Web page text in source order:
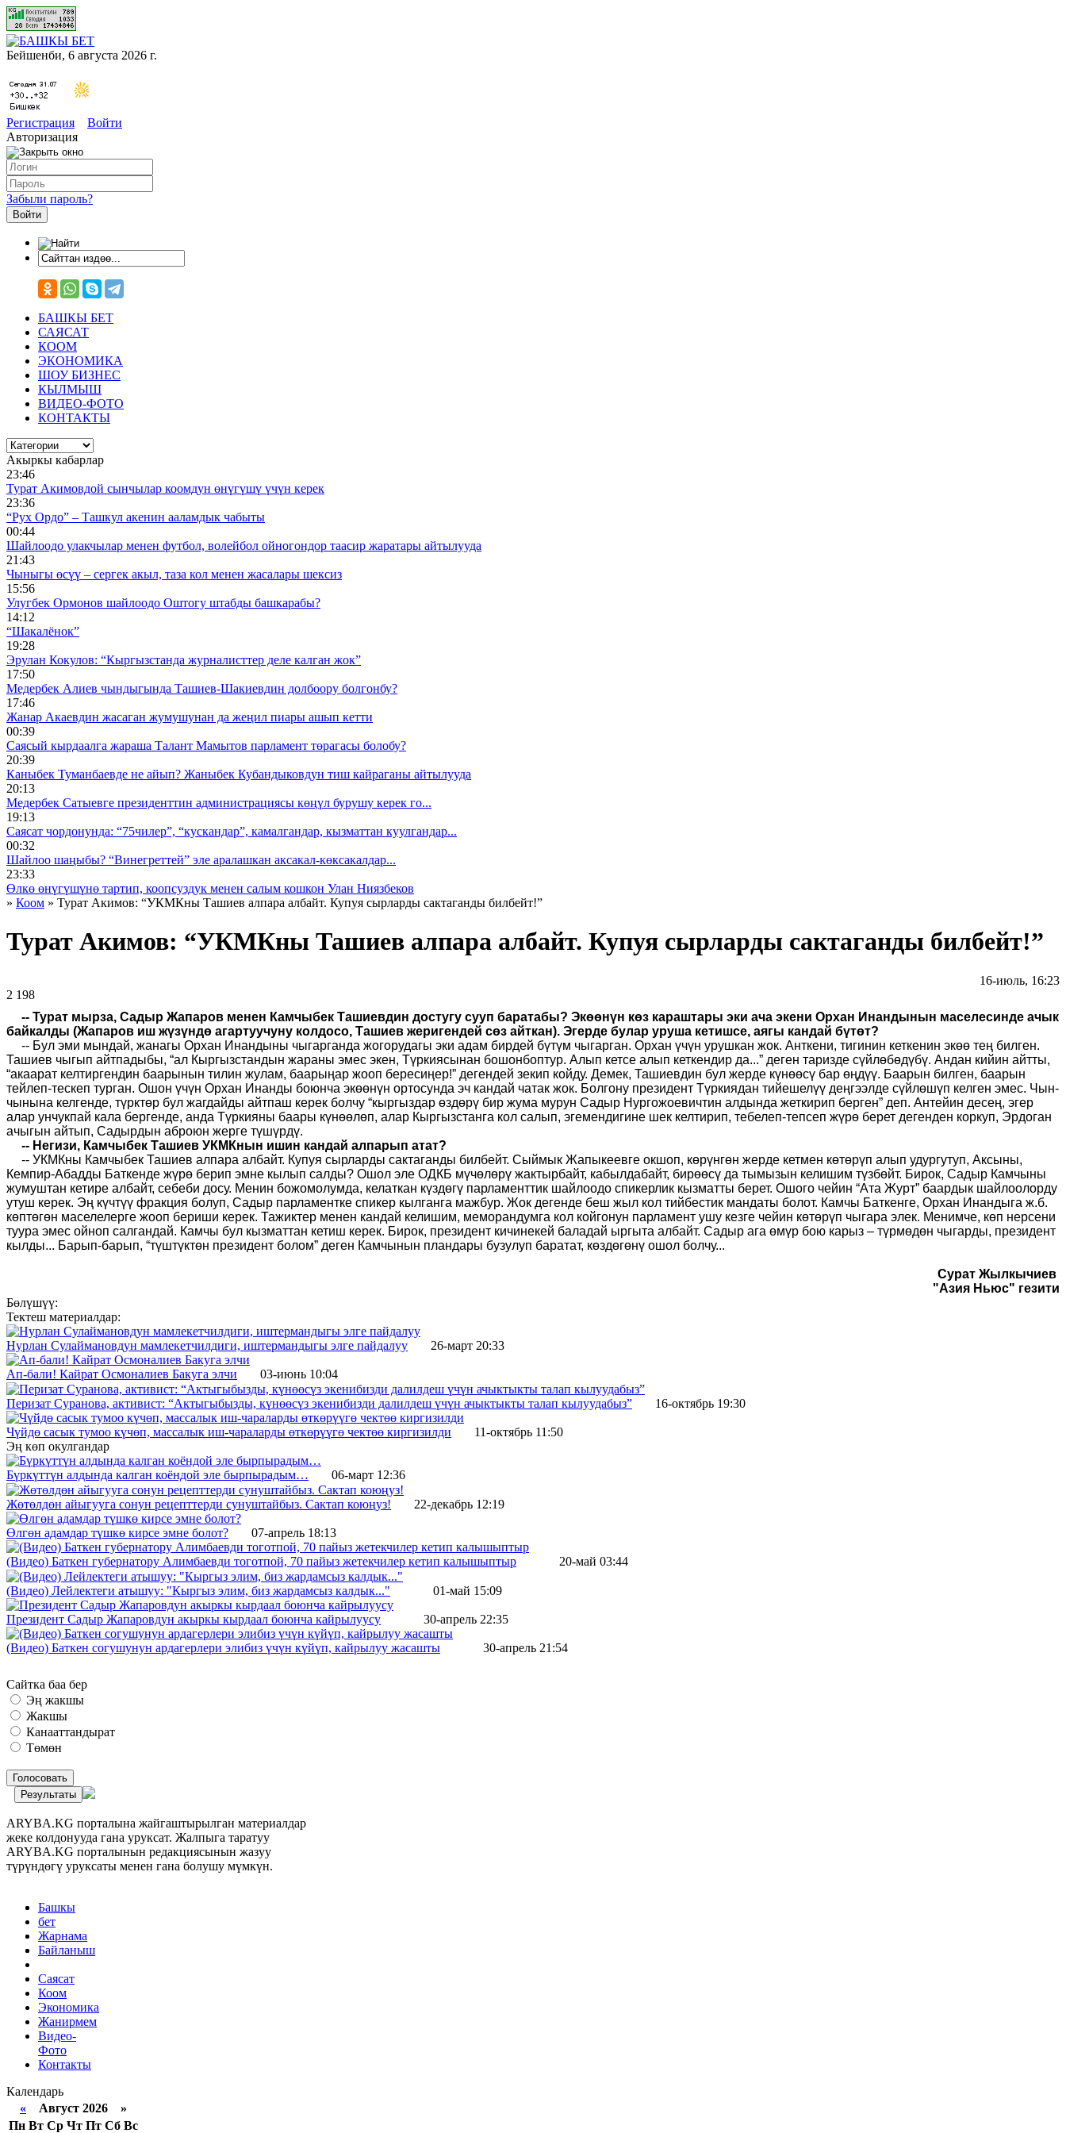
Бейшенби, 6 августа 2026 г.
Регистрация
Войти
Авторизация
Забыли пароль?
БАШКЫ БЕТ
САЯСАТ
КООМ
ЭКОНОМИКА
ШОУ БИЗНЕС
КЫЛМЫШ
ВИДЕО-ФОТО
КОНТАКТЫ
Акыркы кабарлар
23:46
Турат Акимовдой сынчылар коомдун өнүгүшү үчүн керек
23:36
“Рух Ордо” – Ташкул акенин ааламдык чабыты
00:44
Шайлоодо улакчылар менен футбол, волейбол ойногондор таасир жаратары айтылууда
21:43
Чыныгы өсүү – сергек акыл, таза кол менен жасалары шексиз
15:56
Улугбек Ормонов шайлоодо Оштогу штабды башкарабы?
14:12
“Шакалёнок”
19:28
Эрулан Кокулов: “Кыргызстанда журналисттер деле калган жок”
17:50
Медербек Алиев чындыгында Ташиев-Шакиевдин долбоору болгонбу?
17:46
Жанар Акаевдин жасаган жумушунан да жеңил пиары ашып кетти
00:39
Саясый кырдаалга жараша Талант Мамытов парламент төрагасы болобу?
20:39
Каныбек Туманбаевде не айып? Жаныбек Кубандыковдун тиш кайраганы айтылууда
20:13
Медербек Сатыевге президенттин администрациясы көңүл бурушу керек го...
19:13
Саясат чордонунда: “75чилер”, “кускандар”, камалгандар, кызматтан куулгандар...
00:32
Шайлоо шаңыбы? “Винегреттей” эле аралашкан аксакал-көксакалдар...
23:33
Өлкө өнүгүшүнө тартип, коопсуздук менен салым кошкон Улан Ниязбеков
» Коом » Турат Акимов: “УКМКны Ташиев алпара албайт. Купуя сырларды сактаганды билбейт!”
Турат Акимов: “УКМКны Ташиев алпара албайт. Купуя сырларды сактаганды билбейт!”
16-июль, 16:23
2 198 ᠌ ᠌ ᠌ ᠌᠌ ᠌ ᠌᠌
-- Турат мырза, Садыр Жапаров менен Камчыбек Ташиевдин достугу сууп баратабы? Экөөнүн көз караштары эки ача экени Орхан Инандынын маселесинде ачык
байкалды (Жапаров иш жүзүндө агартуучуну колдосо, Ташиев жеригендей сөз айткан). Эгерде булар уруша кетишсе, аягы кандай бүтөт?
-- Бул эми мындай, жанагы Орхан Инандыны чыгарганда жогорудагы эки адам бирдей бүтүм чыгарган. Орхан үчүн урушкан жок. Анткени, тигинин кеткенин экөө тең билген.
Ташиев чыгып айтпадыбы, “ал Кыргызстандын жараны эмес экен, Түркиясынан бошонбоптур. Алып кетсе алып кеткендир да...” деген таризде сүйлөбөдүбү. Андан кийин айтты,
“акаарат келтиргендин баарынын тилин жулам, баарыңар жооп бересиңер!” дегендей зекип койду. Демек, Ташиевдин бул жерде күнөөсү бар өңдүү. Баарын билген, баарын
тейлеп-тескеп турган. Ошон үчүн Орхан Инанды боюнча экөөнүн ортосунда эч кандай чатак жок. Болгону президент Түркиядан тийешелүү деңгээлде сүйлөшүп келген эмес. Чын-
чынына келгенде, түрктөр бул жагдайды айтпаш керек болчу “кыргыздар өздөрү бир жума мурун Садыр Нургожоевичтин алдында жеткирип берген” деп. Антейин десең, эгер
алар унчукпай кала бергенде, анда Түркияны баары күнөөлөп, алар Кыргызстанга кол салып, эгемендигине шек келтирип, тебелеп-тепсеп жүрө берет дегенден коркуп, Эрдоган
ачыгын айтып, Садырдын аброюн жерге түшүрдү.
-- Негизи, Камчыбек Ташиев УКМКнын ишин кандай алпарып атат?
-- УКМКны Камчыбек Ташиев алпара албайт. Купуя сырларды сактаганды билбейт. Сыймык Жапыкеевге окшоп, көрүнгөн жерде кетмен көтөрүп алып удургутуп, Аксыны,
Кемпир-Абадды Баткенде жүрө берип эмне кылып салды? Ошол эле ОДКБ мүчөлөрү жактырбайт, кабылдабайт, бирөөсү да тымызын келишим түзбөйт. Бирок, Садыр Камчыны
жумуштан кетире албайт, себеби досу. Менин божомолумда, келаткан күздөгү парламенттик шайлоодо спикерлик кызматты берет. Ошого чейин “Ата Журт” баардык шайлоолорду
утуш керек. Эң күчтүү фракция болуп, Садыр парламентке спикер кылганга мажбур. Жок дегенде беш жыл кол тийбестик мандаты болот. Камчы Баткенге, Орхан Инандыга ж.б.
көптөгөн маселелерге жооп бериши керек. Тажиктер менен кандай келишим, меморандумга кол койгонун парламент ушу кезге чейин көтөрүп чыгара элек. Менимче, көп нерсени
туура эмес ойноп салгандай. Камчы бул кызматтан кетиш керек. Бирок, президент кичинекей баладай ыргыта албайт. Садыр ага өмүр бою карыз – түрмөдөн чыгарды, президент
кылды... Барып-барып, “түштүктөн президент болом” деген Камчынын пландары бузулуп баратат, көздөгөнү ошол болчу...
Сурат Жылкычиев
"Азия Ньюс" гезити
Бөлүшүү:
Тектеш материалдар:
Нурлан Сулаймановдун мамлекетчилдиги, иштермандыгы элге пайдалуу 26-март 20:33
Ап-бали! Кайрат Осмоналиев Бакуга элчи 03-июнь 10:04
Перизат Суранова, активист: “Актыгыбызды, күнөөсүз экенибизди далилдеш үчүн ачыктыкты талап кылуудабыз” 16-октябрь 19:30
Чүйдө сасык тумоо күчөп, массалык иш-чараларды өткөрүүгө чектөө киргизилди
11-октябрь 11:50
Эң көп окулгандар
Бүркүттүн алдында калган коёндой эле бырпырадым… 06-март 12:36
Жөтөлдөн айыгууга сонун рецепттерди сунуштайбыз. Сактап коюңуз! 22-декабрь 12:19
Өлгөн адамдар түшкө кирсе эмне болот? 07-апрель 18:13
(Видео) Баткен губернатору Алимбаевди тоготпой, 70 пайыз жетекчилер кетип калышыптыр 20-май 03:44
(Видео) Лейлектеги атышуу: "Кыргыз элим, биз жардамсыз калдык..." 01-май 15:09
Президент Садыр Жапаровдун акыркы кырдаал боюнча кайрылуусу 30-апрель 22:35
(Видео) Баткен согушунун ардагерлери элибиз үчүн күйүп, кайрылуу жасашты 30-апрель 21:54
Сайтка баа бер
Эң жакшы
Жакшы
Канааттандырат
Төмөн
Голосовать
Результаты
ARYBA.KG порталына жайгаштырылган материалдар
жеке колдонууда гана уруксат. Жалпыга таратуу
ARYBA.KG порталынын редакциясынын жазуу
түрүндөгү уруксаты менен гана болушу мүмкүн.
Башкы
бет
Жарнама
Байланыш
Саясат
Коом
Экономика
Жанирмем
Видео-
Фото
Контакты
Календарь
« Август 2026 »
Пн Вт Ср Чт Пт Сб Вс